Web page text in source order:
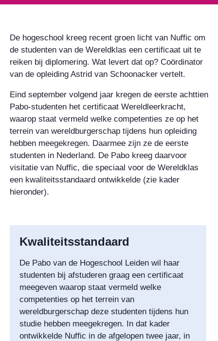
De hogeschool kreeg recent groen licht van Nuffic om
de studenten van de Wereldklas een certificaat uit te
reiken bij diplomering. Wat levert dat op? Coördinator
van de opleiding Astrid van Schoonacker vertelt.
Eind september volgend jaar kregen de eerste achttien
Pabo-studenten het certificaat Wereldleerkracht,
waarop staat vermeld welke competenties ze op het
terrein van wereldburgerschap tijdens hun opleiding
hebben meegekregen. Daarmee zijn ze de eerste
studenten in Nederland. De Pabo kreeg daarvoor
visitatie van Nuffic, die speciaal voor de Wereldklas
een kwaliteitsstandaard ontwikkelde (zie kader
hieronder).
Kwaliteitsstandaard
De Pabo van de Hogeschool Leiden wil haar
studenten bij afstuderen graag een certificaat
meegeven waarop staat vermeld welke
competenties op het terrein van
wereldburgerschap deze studenten tijdens hun
studie hebben meegekregen. In dat kader
ontwikkelde Nuffic in de afgelopen twee jaar, in